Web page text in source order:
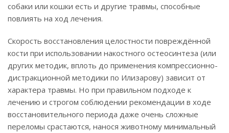
собаки или кошки есть и другие травмы, способные
повлиять на ход лечения.
Скорость восстановления целостности повреждённой
кости при использовании накостного остеосинтеза (или
других методик, вплоть до применения компрессионно-
дистракционной методики по Илизарову) зависит от
характера травмы. Но при правильном подходе к
лечению и строгом соблюдении рекомендации в ходе
восстановительного периода даже очень сложные
переломы срастаются, нанося животному минимальный